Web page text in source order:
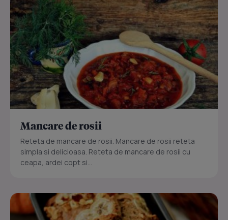
Mancare de rosii
Reteta de mancare de rosii. Mancare de rosii reteta
simpla si delicioasa. Reteta de mancare de rosii cu
ceapa, ardei copt si...